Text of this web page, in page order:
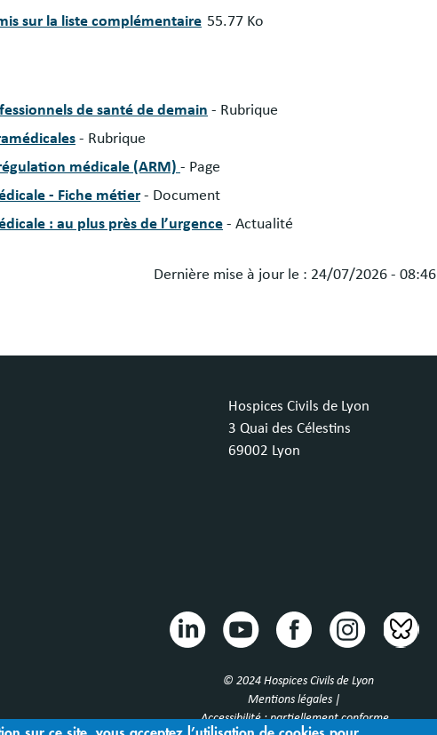
sur la liste complémentaire 55.77 Ko
de santé de demain - Rubrique
- Rubrique
médicale (ARM) - Page
- Fiche métier - Document
: au plus près de l’urgence - Actualité
Dernière mise à jour le : 24/07/2026 - 08:46
Hospices Civils de Lyon
3 Quai des Célestins
69002 Lyon
© 2024 Hospices Civils de Lyon
Mentions légales |
Accessibilité : partiellement conforme